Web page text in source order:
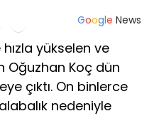
Google News
yükselen ve
Oğuzhan Koç dün
çıktı. On binlerce
nedeniyle